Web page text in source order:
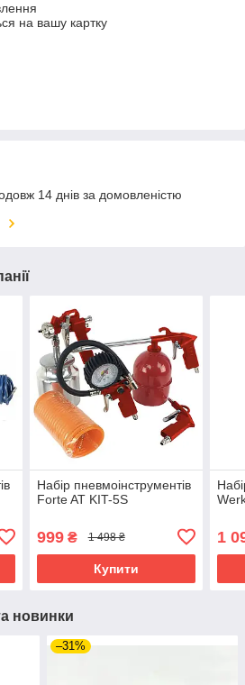
на вашу картку
14 днів за домовленістю
Набір пневмоінструментів
Forte AT KIT-5S
999₴ 1 498 ₴
Купити
1
новинки
–31%